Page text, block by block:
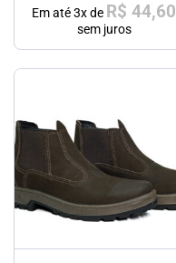
Em até3x de R$ 44,60
sem juros